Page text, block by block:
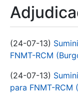
(24-07-13)
FNMT-RCM
(24-07-13)
para FNMT-RCM